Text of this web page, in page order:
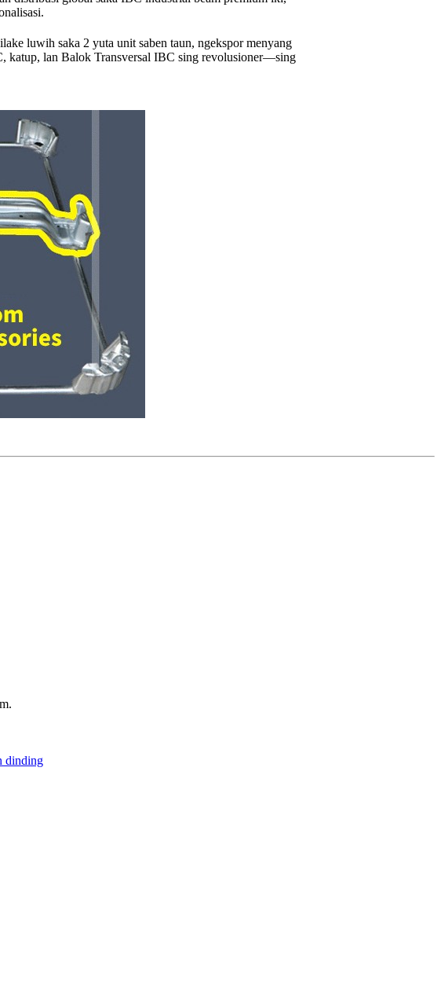
luwih saka 2 yuta unit saben taun, ngekspor menyang
katup, lan Balok Transversal IBC sing revolusioner—sing
dinding